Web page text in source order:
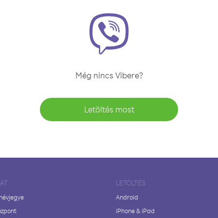
Még nincs Vibere?
Letöltés most
LETÖLTÉS
Android
iPhone & iPad